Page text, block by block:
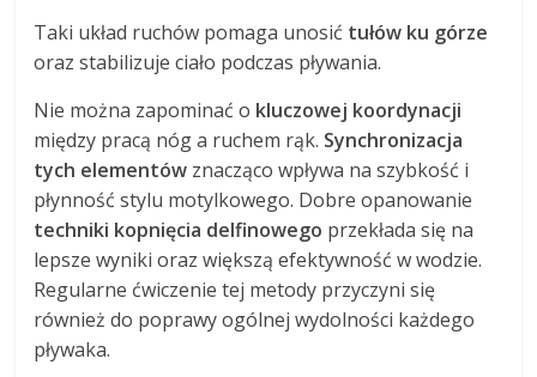
Taki układ ruchów pomaga unosić tułów ku górze
oraz stabilizuje ciało podczas pływania.
Nie można zapominać o kluczowej koordynacji
między pracą nóg a ruchem rąk. Synchronizacja
tych elementów znacząco wpływa na szybkość i
płynność stylu motylkowego. Dobre opanowanie
techniki kopnięcia delfinowego przekłada się na
lepsze wyniki oraz większą efektywność w wodzie.
Regularne ćwiczenie tej metody przyczyni się
również do poprawy ogólnej wydolności każdego
pływaka.